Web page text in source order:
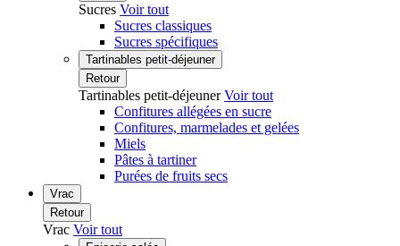
Sucres Voir tout
Sucres classiques
Sucres spécifiques
Tartinables petit-déjeuner
Retour
Tartinables petit-déjeunerVoir tout
Confitures allégées en sucre
Confitures, marmelades et gelées
Miels
Pâtes à tartiner
Purées de fruits secs
Vrac
Retour
Vrac Voir tout